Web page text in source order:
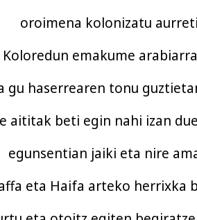
oroimena kolonizatu
Koloredun emakume
gu haserrearen tonu
aititak beti egin nahi izan
egunsentian jaiki eta nire
eta Haifa arteko herrixka